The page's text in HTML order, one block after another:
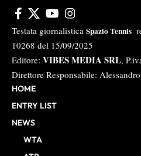
Testata giornalistica Spazio Tennis
10268 del 15/09/2025
Editore: VIBES MEDIA SRL,
Direttore Responsabile:
HOME
ENTRY LIST
NEWS
WTA